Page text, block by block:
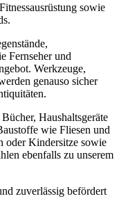
sowie
Fernseher und
Werkzeuge,
genauso sicher
Haushaltsgeräte
wie Fliesen und
oder Kindersitze sowie
ebenfalls zu unserem
zuverlässig befördert